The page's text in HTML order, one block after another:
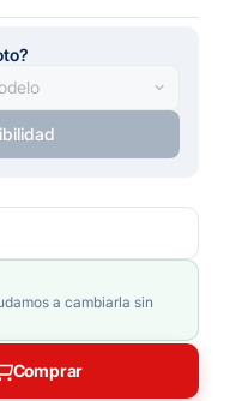
a cambiarla sin
Comprar